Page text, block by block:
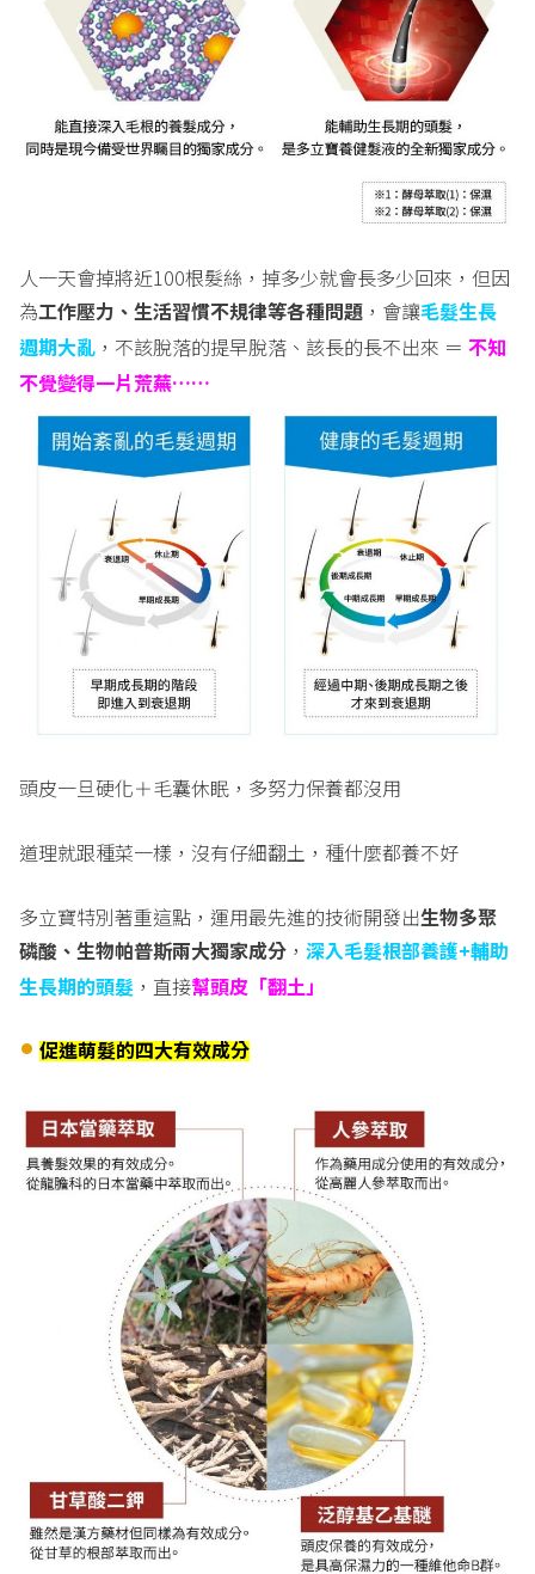
人一天會掉將近100根髮絲，掉多少就會長多少回來，但因
為工作壓力、生活習慣不規律等各種問題 ，會讓毛髮生長
週期大亂 ，不該脫落的提早脫落、該長的長不出來 ＝不知
不覺變得一片荒蕪……
頭皮一旦硬化＋毛囊休眠，多努力保養都沒用
道理就跟種菜一樣，沒有仔細翻土，種什麼都養不好
多立寶特別著重這點，運用最先進的技術開發出生物多聚
磷酸、生物帕普斯兩大獨家成分 ，深入毛髮根部養護+輔助
生長期的頭髮 ，直接幫頭皮「翻土」
促進萌髮的四大有效成分